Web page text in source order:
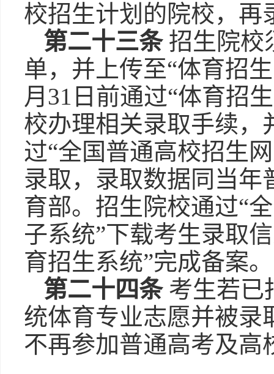
校招生计划的院校，再
第二十三条招生院校
单，并上传至“体育招
月31日前通过“体育招
校办理相关录取手续，
过“全国普通高校招生
录取，录取数据同当年
育部。招生院校通过“
子系统”下载考生录取
育招生系统”完成备案。
第二十四条考生若已
统体育专业志愿并被录
不再参加普通高考及高